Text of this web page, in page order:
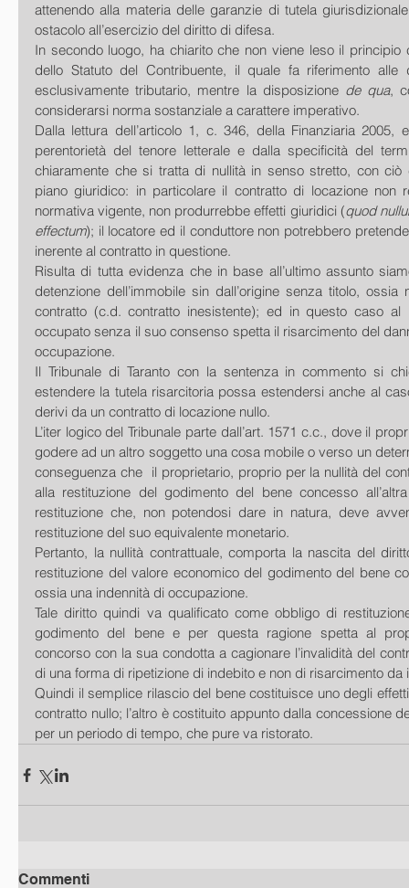
attenendo alla materia delle garanzie di tutela
ostacolo all’esercizio del diritto di difesa.
In secondo luogo, ha chiarito che non viene leso il principio
dello Statuto del Contribuente, il quale fa riferimento alle
esclusivamente tributario, mentre la disposizione de qua,
considerarsi norma sostanziale a carattere imperativo.
Dalla lettura dell’articolo 1, c. 346, della Finanziaria 2005,
perentorietà del tenore letterale e dalla specificità del
chiaramente che si tratta di nullità in senso stretto, con
piano giuridico: in particolare il contratto di locazione non
normativa vigente, non produrrebbe effetti giuridici (quod
effectum); il locatore ed il conduttore non potrebbero
inerente al contratto in questione.
Risulta di tutta evidenza che in base all’ultimo assunto
detenzione dell’immobile sin dall’origine senza titolo,
contratto (c.d. contratto inesistente); ed in questo caso al
occupato senza il suo consenso spetta il risarcimento del
occupazione.
Il Tribunale di Taranto con la sentenza in commento si
estendere la tutela risarcitoria possa estendersi anche al
derivi da un contratto di locazione nullo.
L’iter logico del Tribunale parte dall’art. 1571 c.c., dove il
godere ad un altro soggetto una cosa mobile o verso un
conseguenza che  il proprietario, proprio per la nullità del
alla restituzione del godimento del bene concesso
restituzione che, non potendosi dare in natura, deve
restituzione del suo equivalente monetario.
Pertanto, la nullità contrattuale, comporta la nascita del
restituzione del valore economico del godimento del bene
ossia una indennità di occupazione.
Tale diritto quindi va qualificato come obbligo di
godimento del bene e per questa ragione spetta al
concorso con la sua condotta a cagionare l’invalidità del
di una forma di ripetizione di indebito e non di risarcimento da
Quindi il semplice rilascio del bene costituisce uno degli
contratto nullo; l’altro è costituito appunto dalla concessione
per un periodo di tempo, che pure va ristorato.
Commenti